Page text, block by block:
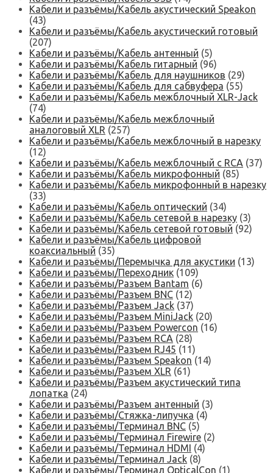
Кабели и разъёмы/Кабель акустический Speakon
(43)
Кабели и разъёмы/Кабель акустический готовый
(207)
Кабели и разъёмы/Кабель антенный (5)
Кабели и разъёмы/Кабель гитарный (96)
Кабели и разъёмы/Кабель для наушников (29)
Кабели и разъёмы/Кабель для сабвуфера (55)
Кабели и разъёмы/Кабель межблочный XLR-Jack
(74)
Кабели и разъёмы/Кабель межблочный
аналоговый XLR (257)
Кабели и разъёмы/Кабель межблочный в нарезку
(12)
Кабели и разъёмы/Кабель межблочный с RCA (37)
Кабели и разъёмы/Кабель микрофонный (85)
Кабели и разъёмы/Кабель микрофонный в нарезку
(33)
Кабели и разъёмы/Кабель оптический (34)
Кабели и разъёмы/Кабель сетевой в нарезку (3)
Кабели и разъёмы/Кабель сетевой готовый (92)
Кабели и разъёмы/Кабель цифровой
коаксиальный (35)
Кабели и разъёмы/Перемычка для акустики (13)
Кабели и разъёмы/Переходник (109)
Кабели и разъёмы/Разъем Bantam (6)
Кабели и разъёмы/Разъем BNC (12)
Кабели и разъёмы/Разъем Jack (37)
Кабели и разъёмы/Разъем MiniJack (20)
Кабели и разъёмы/Разъем Powercon (16)
Кабели и разъёмы/Разъем RCA (28)
Кабели и разъёмы/Разъем RJ45 (11)
Кабели и разъёмы/Разъем Speakon (14)
Кабели и разъёмы/Разъем XLR (61)
Кабели и разъёмы/Разъем акустический типа
лопатка (24)
Кабели и разъёмы/Разъем антенный (3)
Кабели и разъёмы/Стяжка-липучка (4)
Кабели и разъёмы/Терминал BNC (5)
Кабели и разъёмы/Терминал Firewire (2)
Кабели и разъёмы/Терминал HDMI (4)
Кабели и разъёмы/Терминал Jack (8)
Кабели и разъёмы/Терминал OpticalCon (1)